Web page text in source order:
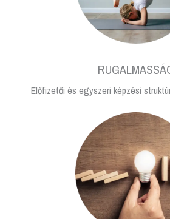
Előfizetői és egyszeri képzési